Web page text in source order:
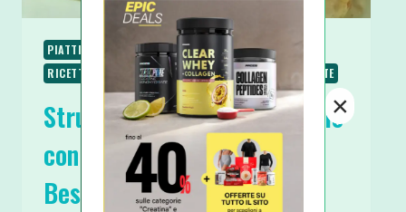
PIATTI UNICI PIATTI VELOCI
RICETTE
RICETTE BASE
RICETTE PROTEICHE RICETTE SALATE
Strudel Rustico di Pasta Fillo
con Salmone Asparagi e
Besciamella
×